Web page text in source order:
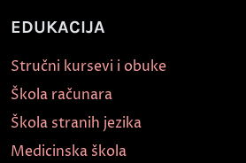
EDUKACIJA
Stručni kursevi i obuke
Škola računara
Škola stranih jezika
Medicinska škola